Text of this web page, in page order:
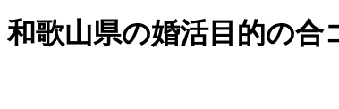
和歌山県の婚活目的の合